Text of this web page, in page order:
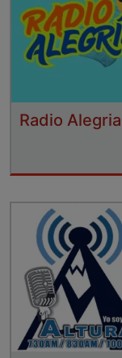
Radio Alegria